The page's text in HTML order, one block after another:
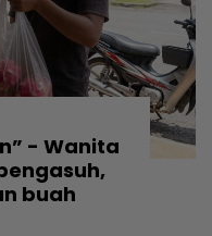
- Wanita
buah